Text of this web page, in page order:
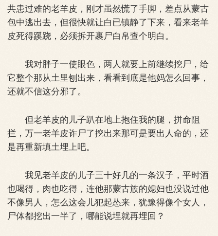
共患过难的老羊皮，刚才虽然慌了手脚，差点从蒙古
包中逃出去，但很快就让白已镇静了下来，看来老羊
皮死得蹊跷，必须拆开裹尸白帛查个明白。
我对胖子一使眼色，两人就要上前继续挖尸，给
它整个那从土里刨出来，看看到底是他妈怎么回事，
还就不信这分邪了。
但老羊皮的儿子趴在地上抱住我的腿，拼命阻
拦，万一老羊皮诈尸了挖出来那可是要出人命的，还
是再重新填土埋上吧。
我见老羊皮的儿子三十好几的一条汉子，平时酒
也喝得，肉也吃得，连他那蒙古族的媳妇也没说过他
不像男人，怎么这会儿犯起怂来，犹豫得像个女人，
尸体都挖出一半了，哪能说埋就再埋回？